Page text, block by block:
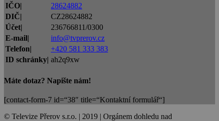
IČO|
28624882
DIČ|
CZ28624882
Účet|
236766811/0300
E-mail|
info@tvprerov.cz
Telefon|
+420 581 333 383
ID schránky| ah2q9xw
Máte dotaz? Napište nám!
[contact-form-7 id=“38″ title=“Kontaktní formulář“]
© Televize Přerov s.r.o. | 2019 | Orgánem dohledu nad